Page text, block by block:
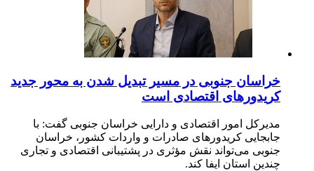
خراسان جنوبی در مسیر تبدیل شدن به محور جدید
کریدورهای اقتصادی است
مدیرکل امور اقتصادی و دارایی خراسان جنوبی گفت: با
جابجایی کریدورهای صادرات و واردات کشور، خراسان
جنوبی می‌تواند نقش مؤثری در پشتیبانی اقتصادی و تجاری
چندین استان ایفا کند.